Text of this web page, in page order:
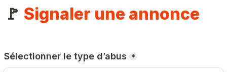
🚩 Signaler une annonce
Sélectionner le type d’abus *